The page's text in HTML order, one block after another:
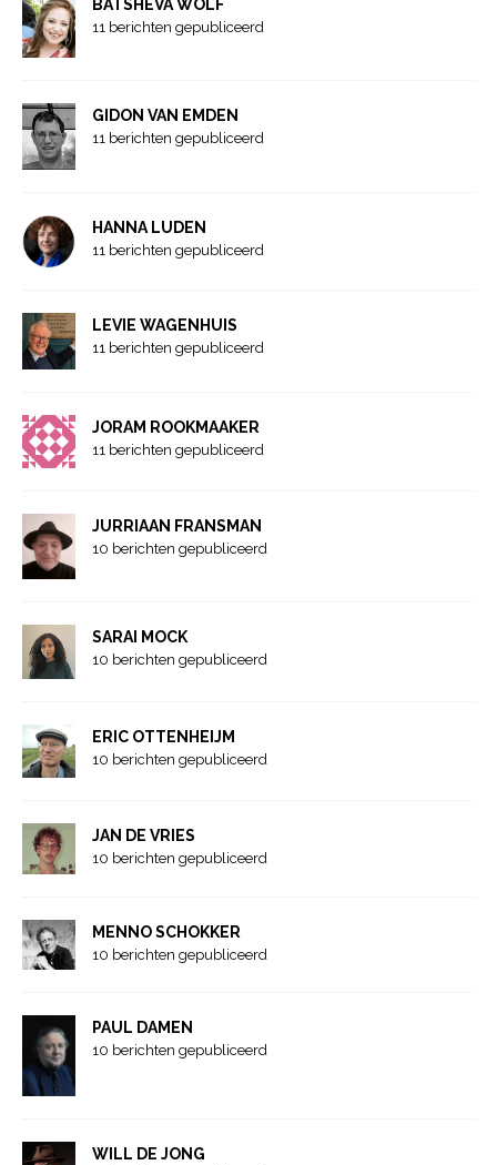
BATSHEVA WOLF
11 berichten gepubliceerd
GIDON VAN EMDEN
11 berichten gepubliceerd
HANNA LUDEN
11 berichten gepubliceerd
LEVIE WAGENHUIS
11 berichten gepubliceerd
JORAM ROOKMAAKER
11 berichten gepubliceerd
JURRIAAN FRANSMAN
10 berichten gepubliceerd
SARAI MOCK
10 berichten gepubliceerd
ERIC OTTENHEIJM
10 berichten gepubliceerd
JAN DE VRIES
10 berichten gepubliceerd
MENNO SCHOKKER
10 berichten gepubliceerd
PAUL DAMEN
10 berichten gepubliceerd
WILL DE JONG